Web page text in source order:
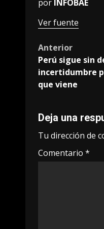
por INFOBAE
Ver fuente
Post
Anterior
Perú sigue sin
incertidumbre
que viene
Deja una
Tu dirección de
Comentario *